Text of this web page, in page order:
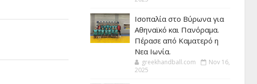
Ισοπαλία στο Βύρωνα για
Αθηναϊκό και Πανόραμα.
Πέρασε από Καματερό η
Νεα Ιωνία.
greekhandball.com
Nov 16,
2025